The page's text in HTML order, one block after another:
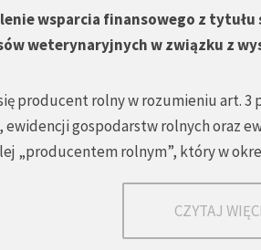
wsparcia finansowego z
weterynaryjnych w związku z
producent rolny w rozumieniu art. 3
ewidencji gospodarstw rolnych oraz
„producentem rolnym”, który w
CZYTAJ